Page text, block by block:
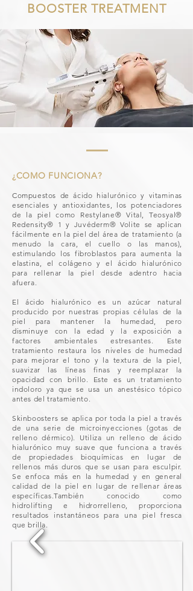
BOOSTER TREATMENT
¿COMO FUNCIONA?
Compuestos de ácido hialurónico y vitaminas
esenciales y antioxidantes, los potenciadores
de la piel como Restylane® Vital, Teosyal®
Redensity® 1 y Juvéderm® Volite se aplican
fácilmente en la piel del área de tratamiento (a
menudo la cara, el cuello o las manos),
estimulando los fibroblastos para aumenta la
elastina, el colágeno y el ácido hialurónico
para rellenar la piel desde adentro hacia
afuera.
El ácido hialurónico es un azúcar natural
producido por nuestras propias células de la
piel para mantener la humedad, pero
disminuye con la edad y la exposición a
factores ambientales estresantes. Este
tratamiento restaura los niveles de humedad
para mejorar el tono y la textura de la piel,
suavizar las líneas finas y reemplazar la
opacidad con brillo. Este es un tratamiento
indoloro ya que se usa un anestésico tópico
antes del tratamiento.
Skinboosters se aplica por toda la piel a través
de una serie de microinyecciones (gotas de
relleno dérmico). Utiliza un relleno de ácido
hialurónico muy suave que funciona a través
de propiedades bioquímicas en lugar de
rellenos más duros que se usan para esculpir.
Se enfoca más en la humedad y en general
calidad de la piel en lugar de rellenar áreas
específicas.También conocido como
hidrolifting e hidrorrelleno, proporciona
resultados instantáneos para una piel fresca
que brilla.